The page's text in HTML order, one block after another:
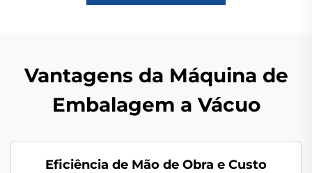
Vantagens da Máquina de
Embalagem a Vácuo
Eficiência de Mão de Obra e Custo